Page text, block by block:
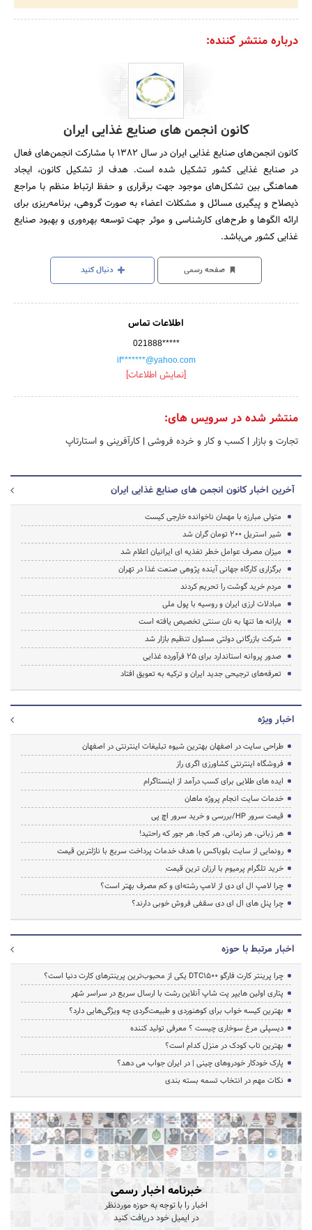
درباره منتشر کننده:
کانون انجمن های صنایع غذایی ایران
کانون انجمن‌های صنایع غذایی ایران در سال 1382 با مشارکت انجمن‌های فعال
در صنایع غذایی کشور تشکیل شده است. هدف از تشکیل کانون، ایجاد
هماهنگی بین تشکل‌های موجود جهت برقراری و حفظ ارتباط منظم با مراجع
ذیصلاح و پیگیری مسائل و مشکلات اعضاء به صورت گروهی، برنامه‌ریزی برای
ارائه الگوها و طرح‌های کارشناسی و موثر جهت توسعه بهره‌وری و بهبود صنایع
غذایی کشور می‌باشد.
صفحه رسمی دنبال کنید
اطلاعات تماس
021888*****
if*******@yahoo.com
[نمایش اطلاعات]
منتشر شده در سرویس های:
تجارت و بازار | کسب و کار و خرده فروشی | کارآفرینی و استارتاپ
آخرین اخبار کانون انجمن های صنایع غذایی ایران
متولی مبارزه با مهمان ناخوانده خارجی کیست
شیر استریل 200 تومان گران شد
میزان مصرف عوامل خطر تغذیه ای ایرانیان اعلام شد
برگزاری کارگاه جهانی آینده پژوهی صنعت غذا در تهران
مردم خرید گوشت را تحریم کردند
مبادلات ارزی ایران و روسیه با پول ملی
یارانه ها تنها به نان سنتی تخصیص یافته است
شرکت بازرگانی دولتی مسئول تنظیم بازار شد
صدور پروانه استاندارد برای 25 فرآورده غذایی
تعرفه‌های ترجیحی جدید ایران و ترکیه به تعویق افتاد
اخبار ویژه
طراحی سایت در اصفهان بهترین شیوه تبلیغات اینترنتی در اصفهان
فروشگاه اینترنتی کشاورزی اگری راز
ایده های طلایی برای کسب درآمد از اینستاگرام
خدمات سایت انجام پروژه ماهان
قیمت سرور HP/بررسی و خرید سرور اچ پی
هر زبانی، هر زمانی، هر کجا، هر جور که راحتید!
رونمایی از سایت بلوباکس با هدف خدمات پرداخت سریع با نازلترین قیمت
خرید تلگرام پرمیوم با ارزان ترین قیمت
چرا لامپ ال ای دی از لامپ رشته‌ای و کم مصرف بهتر است؟
چرا پنل های ال ای دی سقفی فروش خوبی دارند؟
اخبار مرتبط با حوزه
چرا پرینتر کارت فارگو DTC1500 یکی از محبوب‌ترین پرینترهای کارت دنیا است؟
پتاری اولین هایپر پت شاپ آنلاین رشت با ارسال سریع در سراسر شهر
بهترین کیسه خواب برای کوهنوردی و طبیعت‌گردی چه ویژگی‌هایی دارد؟
دیسپلی مرغ سوخاری چیست ؟ معرفی تولید کننده
بهترین تاب کودک در منزل کدام است؟
پارک خودکار خودروهای چینی | در ایران جواب می دهد؟
نکات مهم در انتخاب تسمه بسته بندی
خبرنامه اخبار رسمی
اخبار را با توجه به حوزه موردنظر
در ایمیل خود دریافت کنید